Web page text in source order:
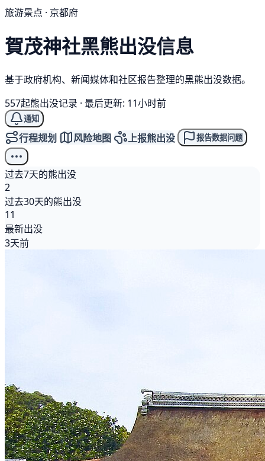
旅游景点 · 京都府
賀茂神社黑熊出没信息
基于政府机构、新闻媒体和社区报告整理的黑熊出没数据。
557起熊出没记录 · 最后更新: 11小时前
通知
行程规划 风险地图 上报熊出没 报告数据问题
过去7天的熊出没
2
过去30天的熊出没
11
最新出没
3天前